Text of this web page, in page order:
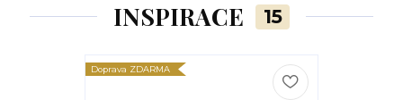
INSPIRACE 15
Doprava ZDARMA